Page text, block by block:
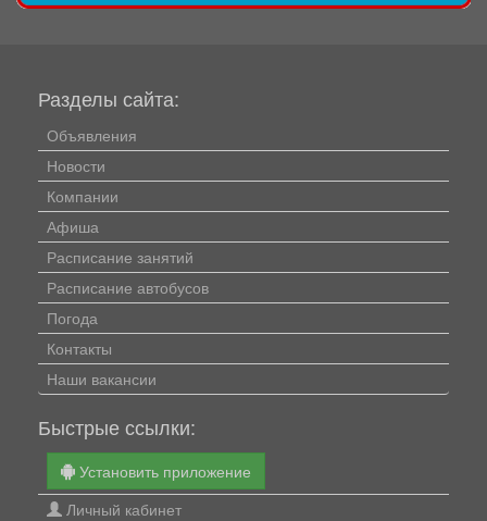
Разделы сайта:
Объявления
Новости
Компании
Афиша
Расписание занятий
Расписание автобусов
Погода
Контакты
Наши вакансии
Быстрые ссылки:
Установить приложение
Личный кабинет